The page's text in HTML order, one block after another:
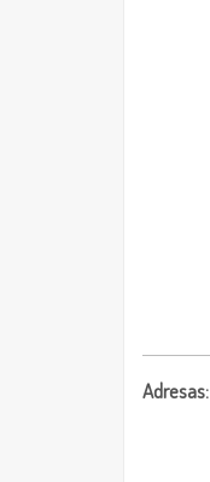
Adresas: